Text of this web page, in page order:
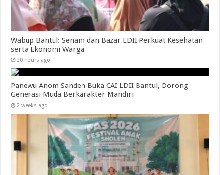
Wabup Bantul: Senam dan Bazar LDII Perkuat Kesehatan
serta Ekonomi Warga
20 hours ago
Panewu Anom Sanden Buka CAI LDII Bantul, Dorong
Generasi Muda Berkarakter Mandiri
2 weeks ago